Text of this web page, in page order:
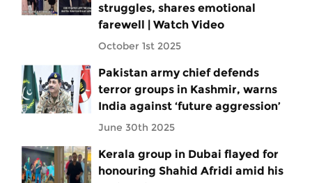
struggles, shares emotional
farewell | Watch Video
October 1st 2025
Pakistan army chief defends
terror groups in Kashmir, warns
India against ‘future aggression’
June 30th 2025
Kerala group in Dubai flayed for
honouring Shahid Afridi amid his